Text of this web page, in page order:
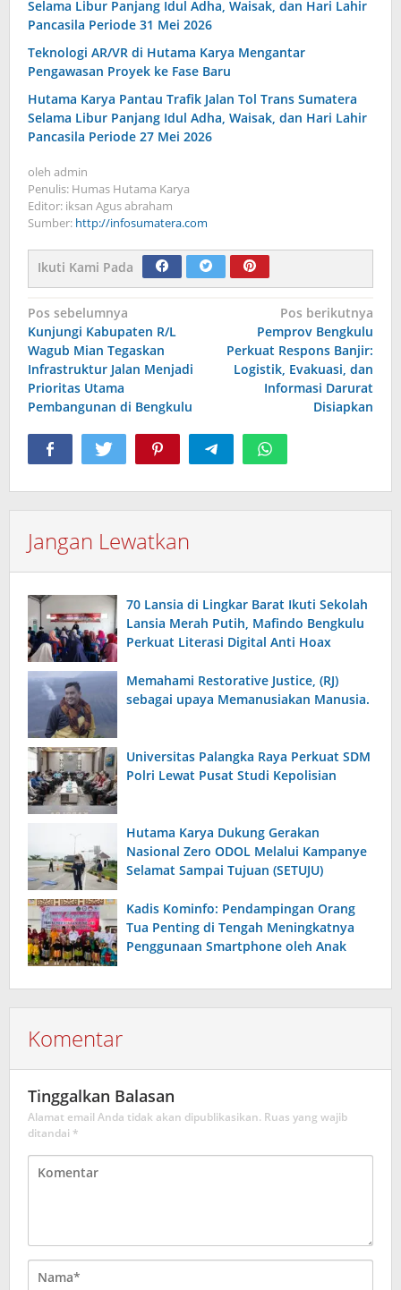
Selama Libur Panjang Idul Adha, Waisak, dan Hari Lahir
Pancasila Periode 31 Mei 2026
Teknologi AR/VR di Hutama Karya Mengantar
Pengawasan Proyek ke Fase Baru
Hutama Karya Pantau Trafik Jalan Tol Trans Sumatera
Selama Libur Panjang Idul Adha, Waisak, dan Hari Lahir
Pancasila Periode 27 Mei 2026
oleh admin
Penulis: Humas Hutama Karya
Editor: iksan Agus abraham
Sumber: http://infosumatera.com
Ikuti Kami Pada
Navigasi
pos
Pos sebelumnya
Kunjungi Kabupaten R/L
Wagub Mian Tegaskan
Infrastruktur Jalan Menjadi
Prioritas Utama
Pembangunan di Bengkulu
Pos berikutnya
Pemprov Bengkulu
Perkuat Respons Banjir:
Logistik, Evakuasi, dan
Informasi Darurat
Disiapkan
Jangan Lewatkan
70 Lansia di Lingkar Barat Ikuti Sekolah
Lansia Merah Putih, Mafindo Bengkulu
Perkuat Literasi Digital Anti Hoax
Memahami Restorative Justice, (RJ)
sebagai upaya Memanusiakan Manusia.
Universitas Palangka Raya Perkuat SDM
Polri Lewat Pusat Studi Kepolisian
Hutama Karya Dukung Gerakan
Nasional Zero ODOL Melalui Kampanye
Selamat Sampai Tujuan (SETUJU)
Kadis Kominfo: Pendampingan Orang
Tua Penting di Tengah Meningkatnya
Penggunaan Smartphone oleh Anak
Komentar
Tinggalkan Balasan
Alamat email Anda tidak akan dipublikasikan. Ruas yang wajib
ditandai *